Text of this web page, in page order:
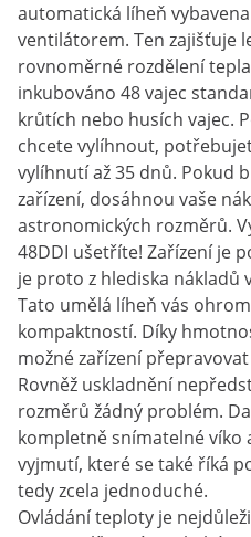
automatická líheň
ventilátorem. Ten zajišťuje
rovnoměrné rozdělení
inkubováno 48 vajec
krůtích nebo husích vajec.
chcete vylíhnout,
vylíhnutí až 35 dnů. Pokud
zařízení, dosáhnou vaše
astronomických rozměrů.
48DDI ušetříte! Zařízení je
je proto z hlediska nákladů
Tato umělá líheň vás
kompaktností. Díky
možné zařízení
Rovněž uskladnění
rozměrů žádný problém.
kompletně snímatelné víko
vyjmutí, které se také říká
tedy zcela jednoduché.
Ovládání teploty je